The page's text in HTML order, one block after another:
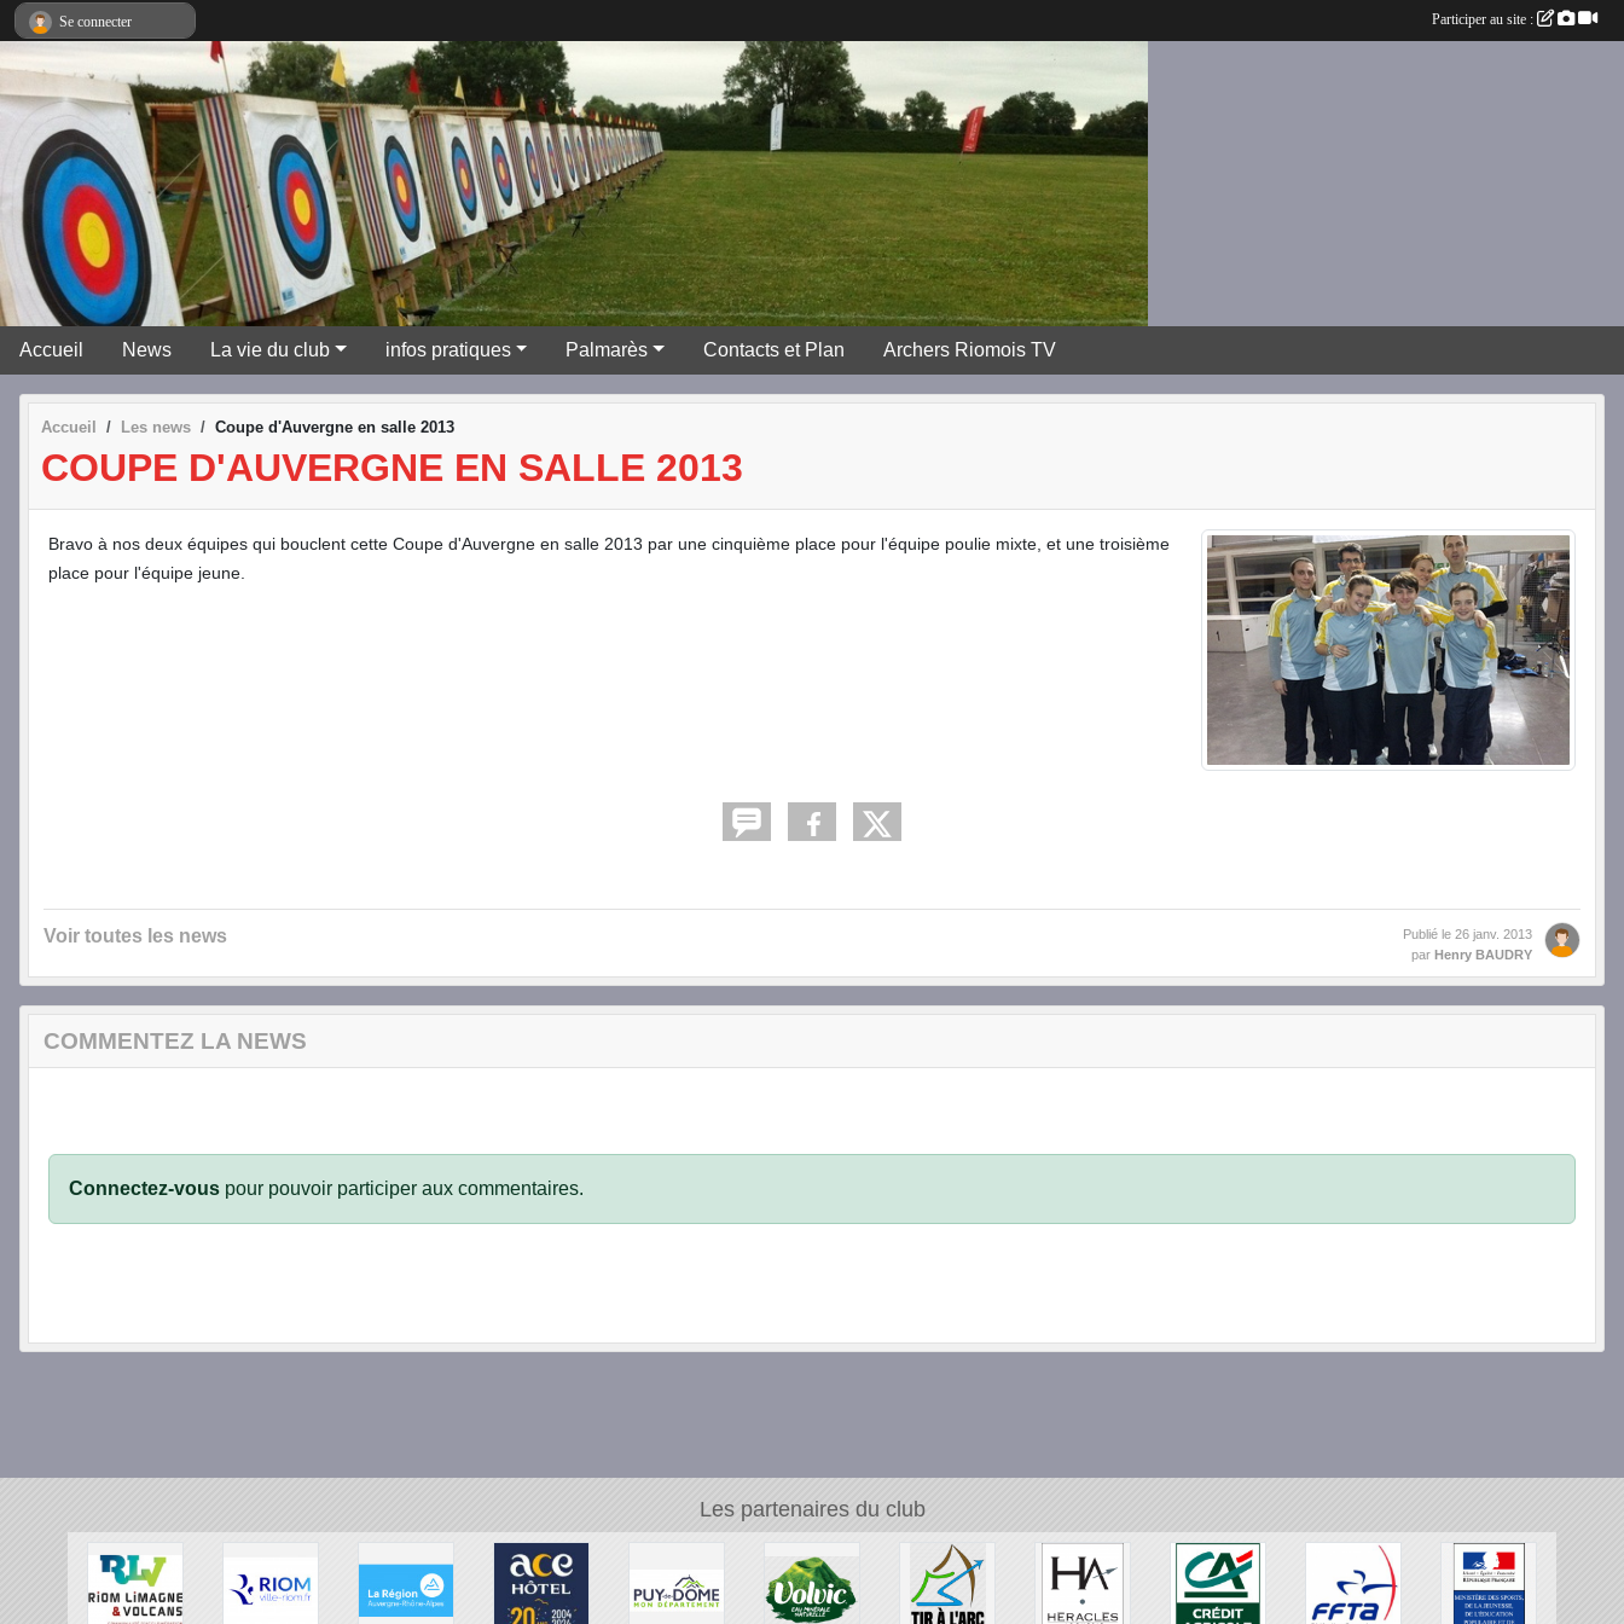
Accueil News La vie du club infos pratiques Palmarès Contacts et Plan Archers Riomois TV
Accueil Les news Coupe d'Auvergne en salle 2013
COUPE D'AUVERGNE EN SALLE 2013
Bravo à nos deux équipes qui bouclent cette Coupe d'Auvergne en salle 2013 par une cinquième place pour l'équipe poulie mixte, et une troisième
place pour l'équipe jeune.
Voir toutes les news Publié le 26 janv. 2013
par Henry BAUDRY
COMMENTEZ LA NEWS
Connectez-vous pour pouvoir participer aux commentaires.
Les partenaires du club
Se connecter Participer au site :
Panneau de gestion des cookies